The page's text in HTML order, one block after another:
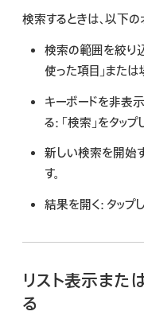
検索するときは、以下
検索の範囲を絞り
使った項目」または
キーボードを非表
る: 「検索」をタップ
新しい検索を開始
す。
結果を開く: タップ
リスト表示また
る